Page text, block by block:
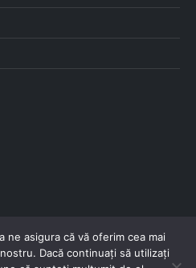
ne asigura că vă oferim cea mai
Dacă continuați să utilizați